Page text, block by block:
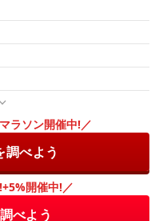
ラソン開催中!／
調べよう
開催中!／
べよう